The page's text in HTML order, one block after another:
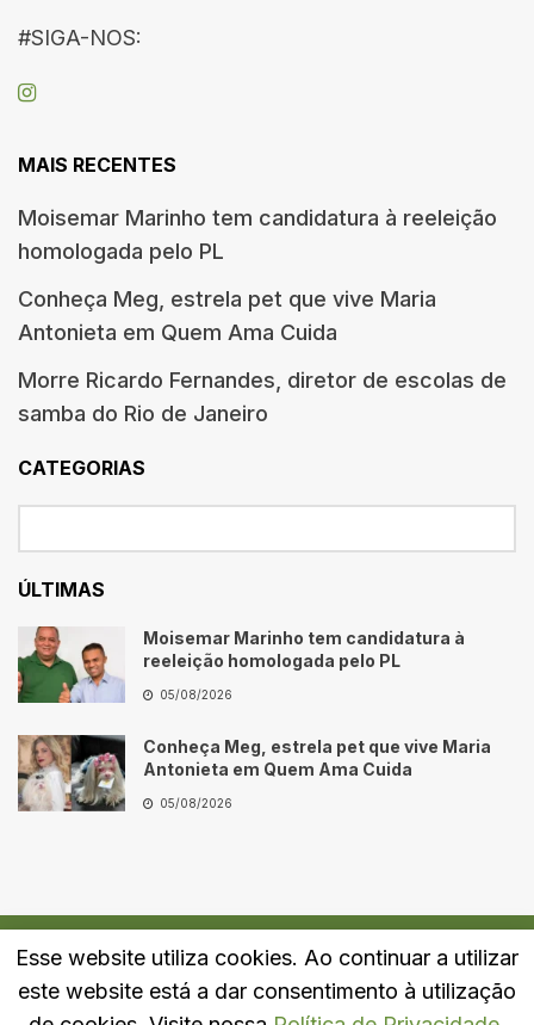
#SIGA-NOS:
MAIS RECENTES
Moisemar Marinho tem candidatura à reeleição
homologada pelo PL
Conheça Meg, estrela pet que vive Maria
Antonieta em Quem Ama Cuida
Morre Ricardo Fernandes, diretor de escolas de
samba do Rio de Janeiro
CATEGORIAS
ÚLTIMAS
Moisemar Marinho tem candidatura à
reeleição homologada pelo PL
05/08/2026
Conheça Meg, estrela pet que vive Maria
Antonieta em Quem Ama Cuida
05/08/2026
Quem Somos Fale Conosco Política de Privacidade
Esse website utiliza cookies. Ao continuar a utilizar
este website está a dar consentimento à utilização